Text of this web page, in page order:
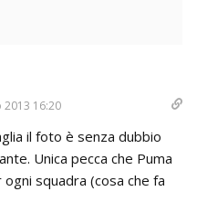
2013 16:20
il foto è senza dubbio
Unica pecca che Puma
squadra (cosa che fa